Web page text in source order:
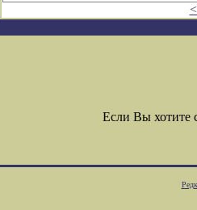
Если Вы хотите